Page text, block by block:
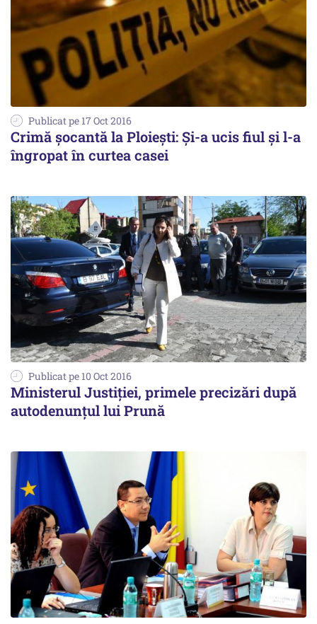
Publicat pe 17 Oct 2016
Crimă șocantă la Ploiești: Și-a ucis fiul și l-a
îngropat în curtea casei
Publicat pe 10 Oct 2016
Ministerul Justiției, primele precizări după
autodenunțul lui Prună